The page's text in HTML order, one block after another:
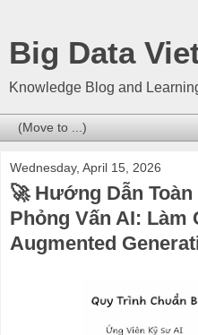
Big Data
Knowledge Blog and
Wednesday, April 15, 2026
🚀 Hướng Dẫn
Phỏng Vấn AI: Làm
Augmented